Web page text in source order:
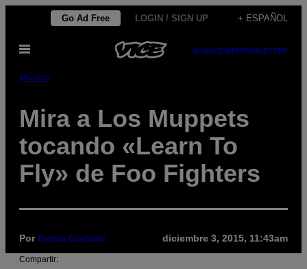
contenido
Go Ad Free LOGIN / SIGN UP + ESPAÑOL
Abrir
SUBSCRIBENEWSLETTER
Música
Mira a Los Muppets
tocando «Learn To
Fly» de Foo Fighters
Por Emma Garland diciembre 3, 2015, 11:43am
Compartir: